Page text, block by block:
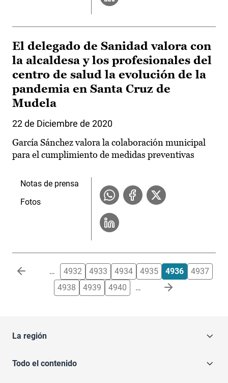
El delegado de Sanidad valora con
la alcaldesa y los profesionales del
centro de salud la evolución de la
pandemia en Santa Cruz de
Mudela
22 de Diciembre de 2020
García Sánchez valora la colaboración municipal
para el cumplimiento de medidas preventivas
Notas de prensa
Fotos
Paginación … 4932 4933 4934 4935 4936
4937
4938
4939 4940 …
La región
Todo el contenido